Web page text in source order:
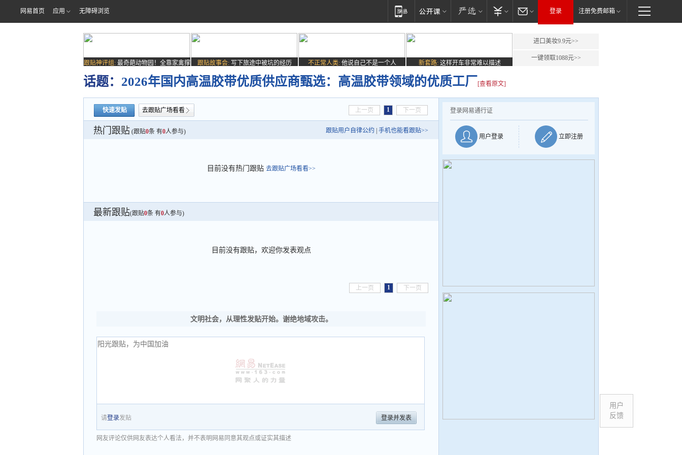
网易首页 应用 无障碍浏览 登录 注册免费邮箱
跟贴神评组: 最奇葩动物园！全靠家禽撑
跟贴故事会: 写下旅途中被坑的经历 不正常人类: 他说自己不是一个人 新套路: 这样开车非常难以描述
进口美妆9.9元>>
一键领取1088元>>
话题： 2026年国内高温胶带优质供应商甄选：高温胶带领域的优质工厂 [查看原文]
快速发贴 去跟贴广场看看 上一页 1 下一页
热门跟贴 (跟贴0条 有0人参与) 跟贴用户自律公约 手机也能看跟贴>>
目前没有热门跟贴 去跟贴广场看看>>
最新跟贴(跟贴0条 有0人参与)
目前没有跟贴，欢迎你发表观点
上一页 1 下一页
文明社会，从理性发贴开始。谢绝地域攻击。
请登录发贴 登录并发表
网友评论仅供网友表达个人看法，并不表明网易同意其观点或证实其描述
登录网易通行证
用户登录 立即注册
用户
反馈